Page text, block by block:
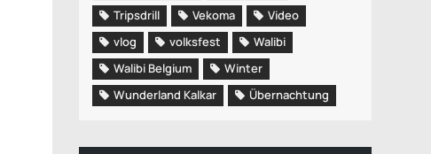
Tripsdrill
Vekoma
Video
vlog
volksfest
Walibi
Walibi Belgium
Winter
Wunderland Kalkar
Übernachtung